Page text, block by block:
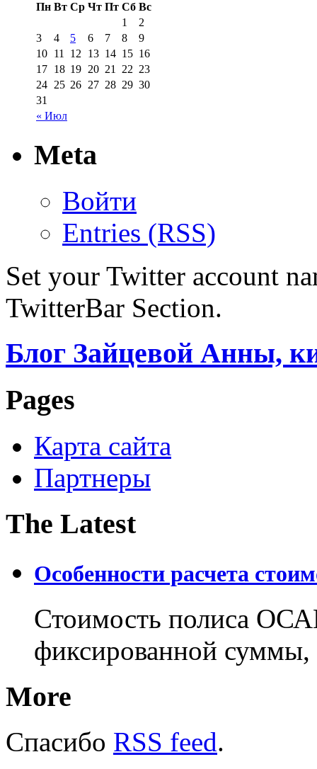
Пн Вт Ср Чт Пт Сб Вс
« Июл
1
2
3
4 5 6 7 8
9
10 11 12 13 14 15 16
17 18 19 20 21 22 23
24 25 26 27 28 29 30
31
Meta
Войти
Entries (RSS)
Set your Twitter account
TwitterBar Section.
Блог Зайцевой Анны,
Pages
Карта сайта
Партнеры
The Latest
Особенности расчета
Стоимость полиса
фиксированной
More
Спасибо RSS feed.